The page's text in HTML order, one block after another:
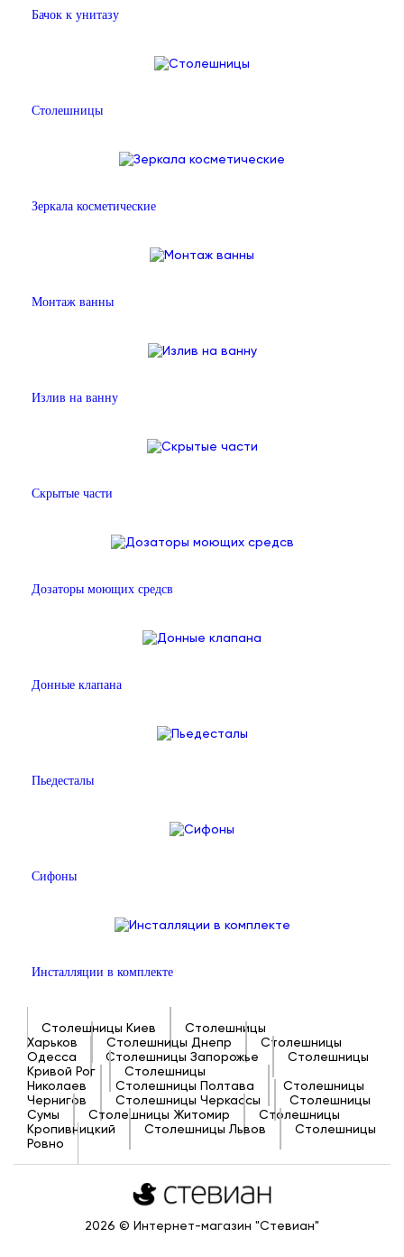
Бачок к унитазу
Столешницы
Зеркала косметические
Монтаж ванны
Излив на ванну
Скрытые части
Дозаторы моющих средсв
Донные клапана
Пьедесталы
Сифоны
Инсталляции в комплекте
Столешницы Киев
Столешницы
Харьков
Столешницы Днепр
Столешницы
Одесса
Столешницы Запорожье
Столешницы
Кривой Рог
Столешницы
Николаев
Столешницы Полтава
Столешницы
Чернигов
Столешницы Черкассы
Столешницы
Сумы
Столешницы Житомир
Столешницы
Кропивницкий
Столешницы Львов
Столешницы
Ровно
2026 © Интернет-магазин "Стевиан"